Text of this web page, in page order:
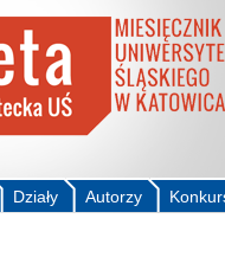
Autorzy
Działy